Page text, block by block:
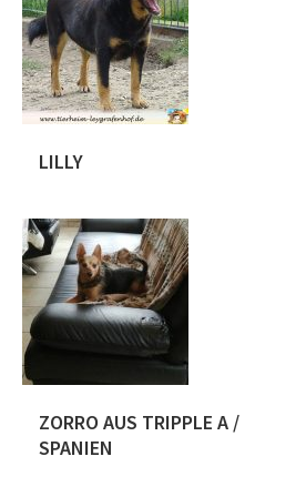
konnte die Fellnase spät abends
während der Arbeit sichern. Der
Jungspund ist noch etwas schüchtern,
aber zeigt bereits jetzt Ansätze das er
zwischen durch mal relaxen kann.
Flocky wartet bei uns auf seine neue
LILLY
und zwei Schwestern in einem Erdloch,
nahe der Bahngleise in Rumänien in
der . Da war sie ca. 5 – 6 Wochen alt
und sehr scheu. Bei einer unserer
rumänische Pflegestelle wurden die 3
Hunde liebevoll umsorgt und
aufgepäppelt. Lilly ist laut Pass am
01.06.2020 geboren und hat […]
ZORRO AUS TRIPPLE A /
SPANIEN